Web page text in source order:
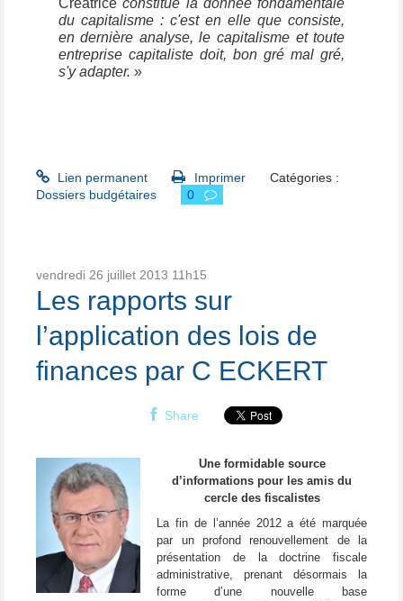
Créatriceconstitue la donnée fondamentale
du capitalisme : c'est en elle que consiste,
en dernière analyse, le capitalisme et toute
entreprise capitaliste doit, bon gré mal gré,
s'y adapter. »
Lien permanent Imprimer
Catégories :
Dossiers budgétaires
0
vendredi 26 juillet 2013 11h15
Les rapports sur
l’application des lois de
finances par C ECKERT
Share
Une formidable source
d’informations pour les amis du
cercle des fiscalistes
La fin de l’année 2012 a été marquée
par un profond renouvellement de la
présentation de la doctrine fiscale
administrative, prenant désormais la
forme d’une nouvelle base